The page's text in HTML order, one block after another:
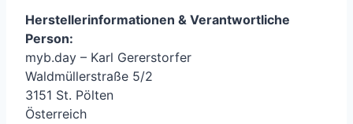
Herstellerinformationen & Verantwortliche
Person:
myb.day – Karl Gererstorfer
Waldmüllerstraße 5/2
3151 St. Pölten
Österreich